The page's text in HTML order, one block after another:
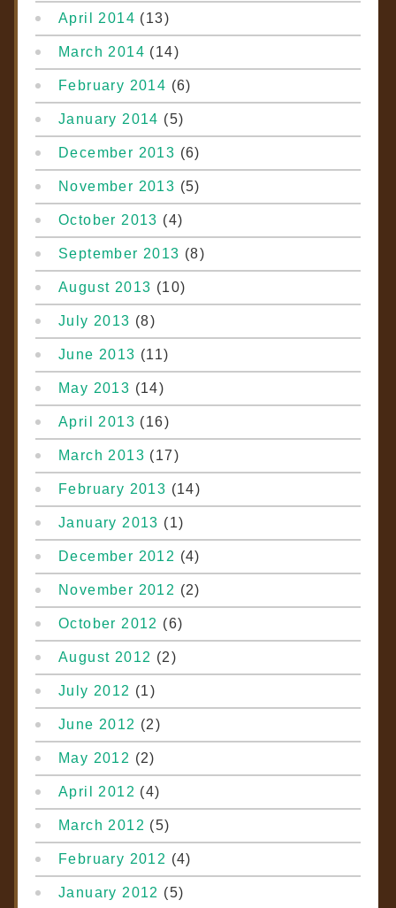
April 2014 (13)
March 2014 (14)
February 2014 (6)
January 2014 (5)
December 2013 (6)
November 2013 (5)
October 2013 (4)
September 2013 (8)
August 2013 (10)
July 2013 (8)
June 2013 (11)
May 2013 (14)
April 2013 (16)
March 2013 (17)
February 2013 (14)
January 2013 (1)
December 2012 (4)
November 2012 (2)
October 2012 (6)
August 2012 (2)
July 2012 (1)
June 2012 (2)
May 2012 (2)
April 2012 (4)
March 2012 (5)
February 2012 (4)
January 2012 (5)